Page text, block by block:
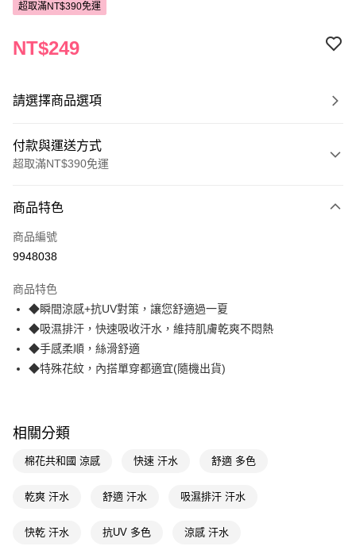
超取滿NT$390免運
NT$249
請選擇商品選項
付款與運送方式
超取滿NT$390免運
POYA支付
信用卡一次付款
LINE Pay
Apple Pay
街口支付
【關於「AFTEE先享後付」】
AFTEE先享後付是「在收到商品之後才付款」的支付方式。 讓您購物簡單
１．簡單：不需註冊會員、不需綁卡、不需儲值。
即享券
運送方式
商品特色
商品編號
9948038
商品特色
◆瞬間涼感+抗UV對策，讓您舒適過一夏
◆吸濕排汗，快速吸收汗水，維持肌膚乾爽不悶熱
◆手感柔順，絲滑舒適
◆特殊花紋，內搭單穿都適宜(隨機出貨)
相關分類
棉花共和國 涼感 快速 汗水 舒適 多色
乾爽 汗水 舒適 汗水 吸濕排汗 汗水
快乾 汗水 抗UV 多色 涼感 汗水